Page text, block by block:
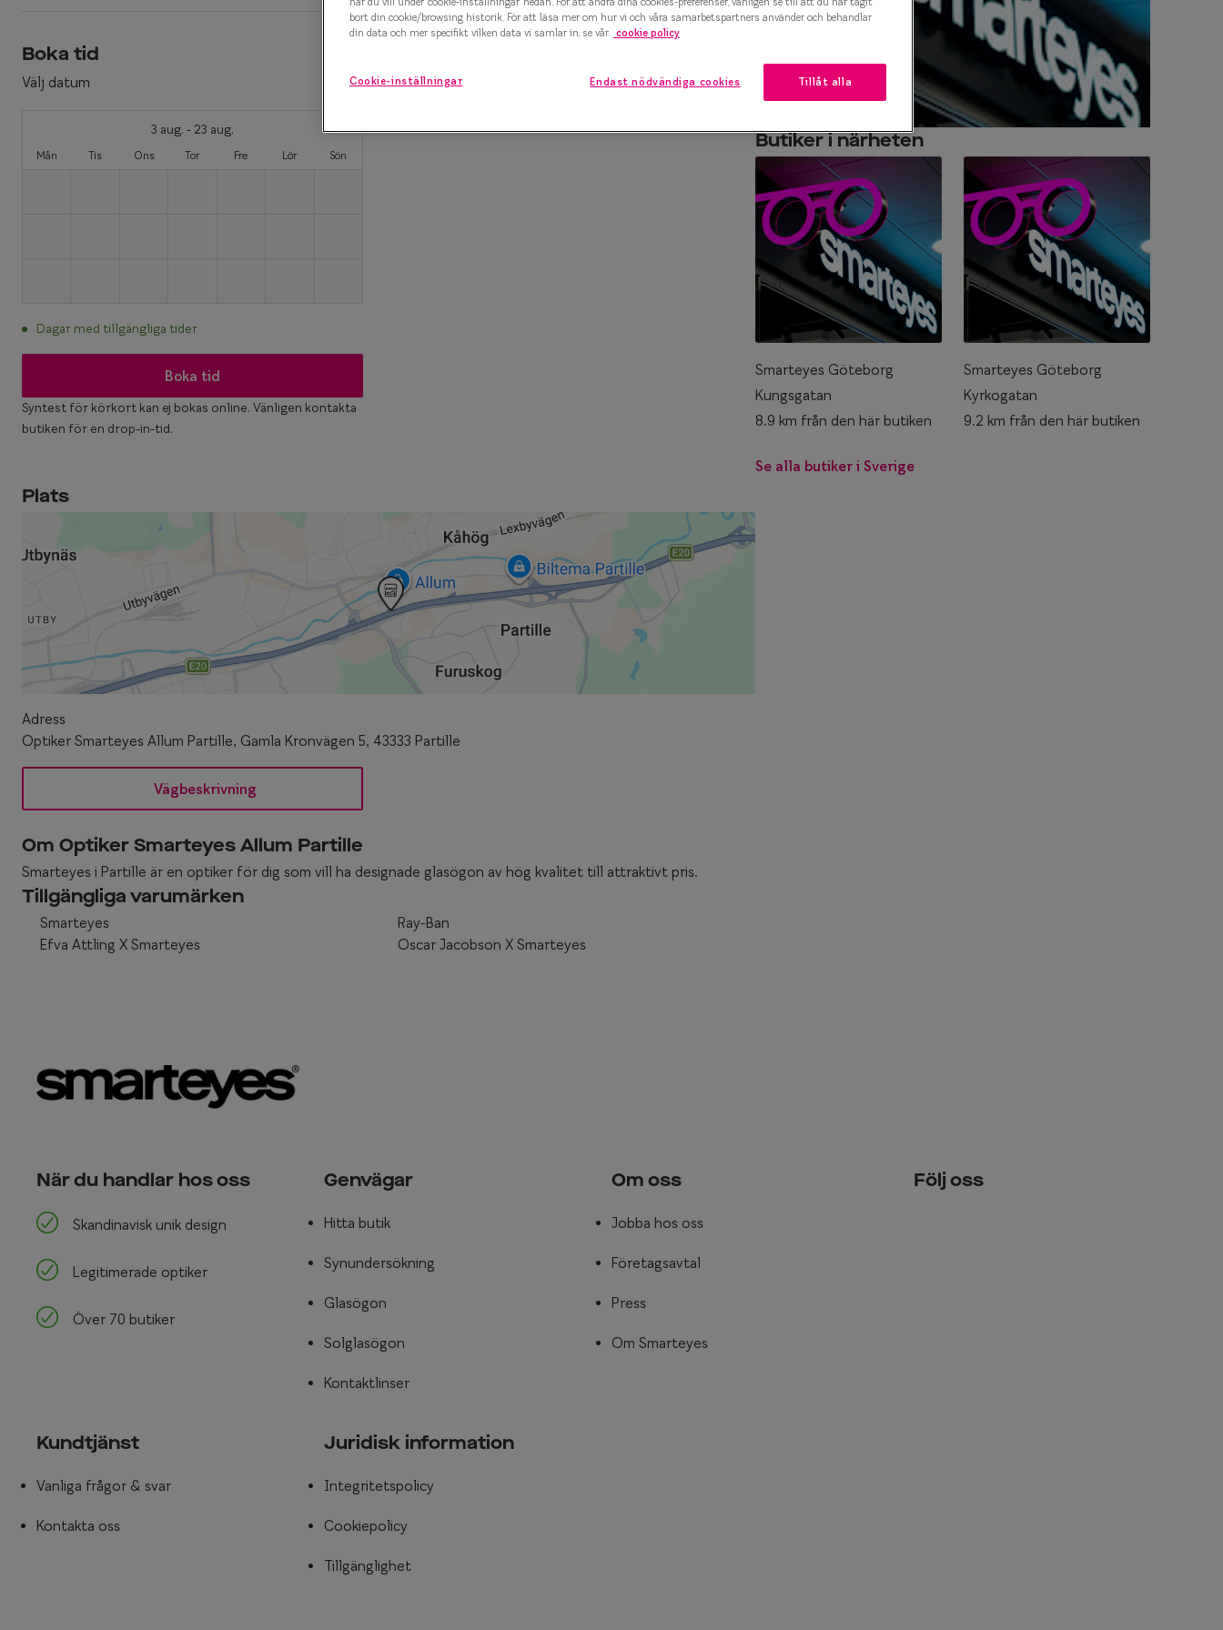
Efva Attling X Smarteyes
Boka tid
Välj datum
3 aug. - 23 aug.
Mån Tis Ons Tor Fre Lör Sön
Dagar med tillgängliga tider
Boka tid
Syntest för körkort kan ej bokas online. Vänligen kontakta
butiken för en drop-in-tid.
Lördag 10:00 - 18:00
Plats
Adress
Optiker Smarteyes Allum Partille, Gamla Kronvägen 5, 43333 Partille
Vägbeskrivning
Om Optiker Smarteyes Allum Partille
Smarteyes i Partille är en optiker för dig som vill ha designade glasögon av hög kvalitet till attraktivt pris.
Tillgängliga varumärken
Smarteyes
Ray-Ban
Efva Attling X Smarteyes
Oscar Jacobson X Smarteyes
Butiker i närheten
Smarteyes Göteborg
Kungsgatan
8.9 km från den här butiken
Smarteyes Göteborg
Kyrkogatan
9.2 km från den här butiken
Se alla butiker i Sverige
När du handlar hos oss
Skandinavisk unik design
Legitimerade optiker
Över 70 butiker
Genvägar
Hitta butik
Synundersökning
Glasögon
Solglasögon
Kontaktlinser
Om oss
Jobba hos oss
Företagsavtal
Press
Om Smarteyes
Kundtjänst
Vanliga frågor & svar
Kontakta oss
Juridisk information
Integritetspolicy
Cookiepolicy
Tillgänglighet
Följ oss
bort din cookie/browsing historik. För att läsa mer om hur vi och våra samarbetspartners använder och behandlar
din data och mer specifikt vilken data vi samlar in, se vår cookie policy
Cookie-inställningar Endast nödvändiga cookies Tillåt alla